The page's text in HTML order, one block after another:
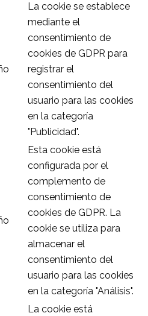
La cookie se establece
mediante el
consentimiento de
cookies de GDPR para
registrar el
consentimiento del
usuario para las cookies
en la categoría
"Publicidad".
Esta cookie está
configurada por el
complemento de
consentimiento de
cookies de GDPR. La
cookie se utiliza para
almacenar el
consentimiento del
usuario para las cookies
en la categoría "Análisis".
La cookie está